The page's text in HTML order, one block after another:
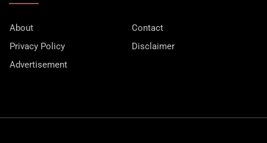
About
Contact
Privacy Policy
Disclaimer
Advertisement